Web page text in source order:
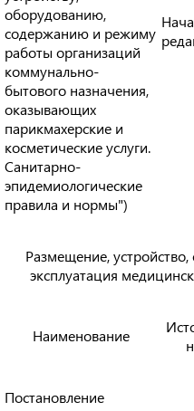
оборудованию,
содержанию и режиму
работы организаций
коммунально-
бытового назначения,
оказывающих
парикмахерские и
косметические услуги.
Санитарно-
эпидемиологические
правила и нормы")
Размещение,
эксплуатация
Наименование
Постановление